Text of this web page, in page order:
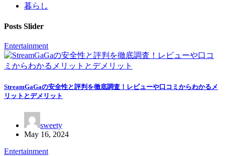
暮らし
Posts Slider
Entertainment
StreamGaGaの安全性と評判を徹底調査！レビューや口コミからわかるメ
リットとデメリット
sweety
May 16, 2024
Entertainment